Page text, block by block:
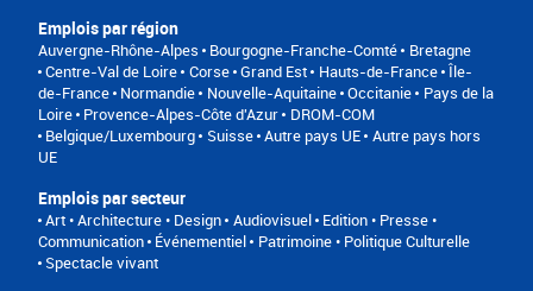
Emplois par région
Auvergne-Rhône-Alpes Bourgogne-Franche-Comté
Bretagne
Centre-Val de Loire Corse Grand Est Hauts-de-France Île-
de-France Normandie Nouvelle-Aquitaine Occitanie
Pays de la
Loire Provence-Alpes-Côte d'Azur
DROM-COM
Belgique/Luxembourg
Suisse Autre pays UE Autre pays hors
UE
Emplois par secteur
Art • Architecture • Design Audiovisuel Edition • Presse •
Communication Événementiel
Patrimoine • Politique Culturelle
Spectacle vivant